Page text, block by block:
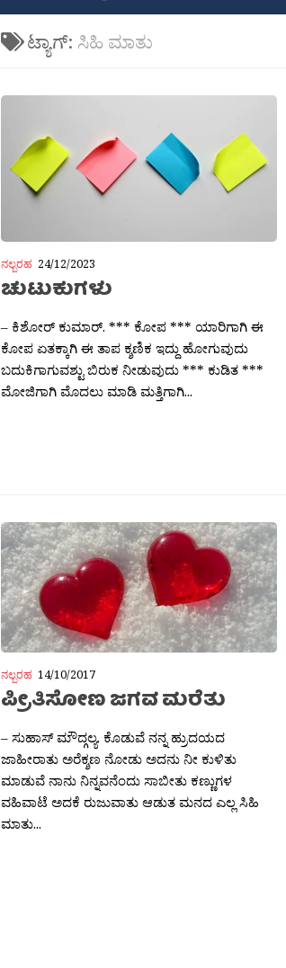
ಟ್ಯಾಗ್: ಸಿಹಿ ಮಾತು
ನಲ್ಬರಹ 24/12/2023
ಚುಟುಕುಗಳು
– ಕಿಶೋರ್ ಕುಮಾರ್. *** ಕೋಪ *** ಯಾರಿಗಾಗಿ ಈ
ಕೋಪ ಏತಕ್ಕಾಗಿ ಈ ತಾಪ ಕ್ಶಣಿಕ ಇದ್ದು ಹೋಗುವುದು
ಬದುಕಿಗಾಗುವಶ್ಟು ಬಿರುಕ ನೀಡುವುದು *** ಕುಡಿತ ***
ಮೋಜಿಗಾಗಿ ಮೊದಲು ಮಾಡಿ ಮತ್ತಿಗಾಗಿ...
ನಲ್ಬರಹ 14/10/2017
ಪ್ರೀತಿಸೋಣ ಜಗವ ಮರೆತು
– ಸುಹಾಸ್ ಮೌದ್ಗಲ್ಯ. ಕೊಡುವೆ ನನ್ನ ಹ್ರುದಯದ
ಜಾಹೀರಾತು ಅರೆಕ್ಶಣ ನೋಡು ಅದನು ನೀ ಕುಳಿತು
ಮಾಡುವೆ ನಾನು ನಿನ್ನವನೆಂದು ಸಾಬೀತು ಕಣ್ಣುಗಳ
ವಹಿವಾಟೆ ಅದಕೆ ರುಜುವಾತು ಆಡುತ ಮನದ ಎಲ್ಲ ಸಿಹಿ
ಮಾತು...